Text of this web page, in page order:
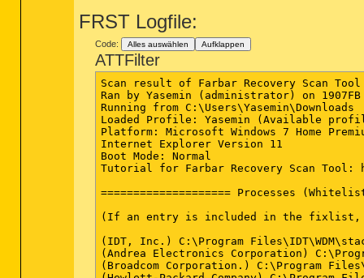
R2 MBAMService; C:\Program Files\
R2 Mobile Broadband HL Service;
R2 PDFProFiltSrv; C:\Program
R2 STacSV; C:\Program
S2 SeaPort; "C:\Program
==================== Drivers
(If an entry is included in the fixlist,
R3 MBAMProtector;
R3 MBAMSwissArmy;
R3 MBAMWebAccessControl;
FRST Logfile:
Code: Alles auswählen Aufklappen
ATTFilter
Scan result of Farbar Recovery Scan
Ran by Yasemin (administrator) on
Running from C:\Users\Yasemin\Downloads
Loaded Profile: Yasemin (Available
Platform: Microsoft Windows 7 Home
Internet Explorer Version 11
Boot Mode: Normal
Tutorial for Farbar Recovery Scan Tool:
==================== Processes
(If an entry is included in the fixlist,
(IDT, Inc.) C:\Program
(Andrea Electronics Corporation)
(Broadcom Corporation.) C:\Program